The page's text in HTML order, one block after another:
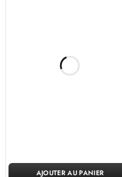
AJOUTER AU PANIER